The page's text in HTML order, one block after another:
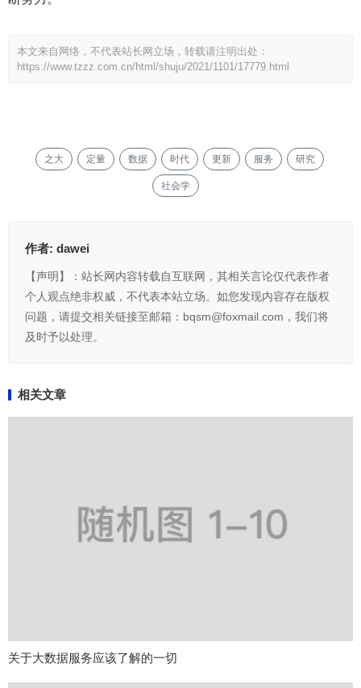
本文来自网络，不代表站长网立场，转载请注明出处：
https://www.tzzz.com.cn/html/shuju/2021/1101/17779.html
之大 定量 数据 时代 更新 服务 研究
社会学
作者: dawei
【声明】：站长网内容转载自互联网，其相关言论仅代表作者
个人观点绝非权威，不代表本站立场。如您发现内容存在版权
问题，请提交相关链接至邮箱：bqsm@foxmail.com，我们将
及时予以处理。
相关文章
关于大数据服务应该了解的一切